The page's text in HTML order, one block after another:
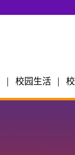
校园生活